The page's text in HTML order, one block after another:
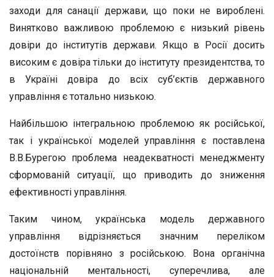
заходи для санації держави, що поки не вироблені.
Винятково важливою проблемою є низький рівень
довіри до інститутів держави. Якщо в Росії досить
високим є довіра тільки до інституту президентства, то
в Україні довіра до всіх суб’єктів державного
управління є тотально низькою.
Найбільшою інтегральною проблемою як російської,
так і української моделей управління є поставлена
В.В.Бурегою проблема неадекватності менеджменту
сформованій ситуації, що приводить до зниження
ефективності управління.
Таким чином, українська модель державного
управління відрізняється значним переліком
достоїнств порівняно з російською. Вона органічна
національній ментальності, суперечлива, але